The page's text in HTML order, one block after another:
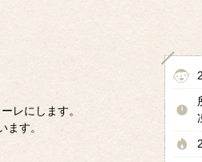
レにします。
ます。